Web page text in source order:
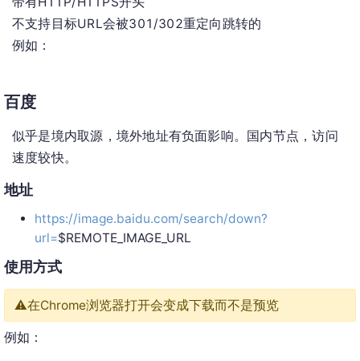
不支持目标URL会被301/302重定向跳转的
例如：
百度
似乎是境内取源，境外地址有负面影响。国内节点，访问
速度较快。
地址
https://image.baidu.com/search/down?
url=$REMOTE_IMAGE_URL
使用方式
⚠️在Chrome浏览器打开会变成下载而不是预览
例如：